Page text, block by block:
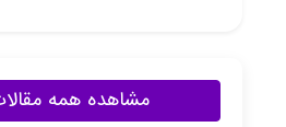
مشاهده همه